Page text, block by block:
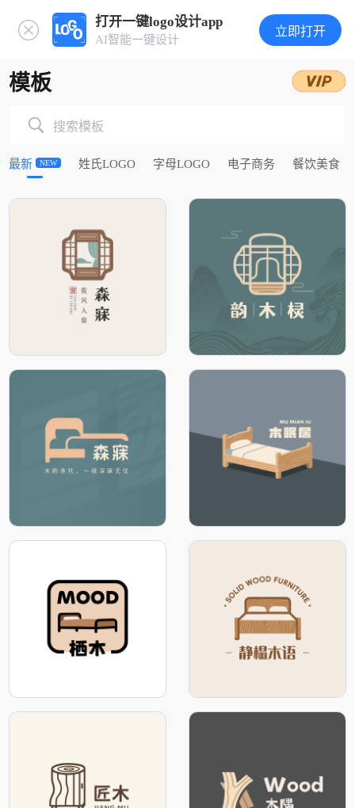
打开一键logo设计app
AI智能一键设计
立即打开
模板
搜索模板
最新 NEW 姓氏LOGO 字母LOGO 电子商务 餐饮美食